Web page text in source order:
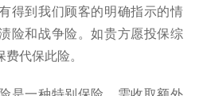
到我们顾客的明确指示的情
险和战争险。如贵方愿投保综
代保此险。